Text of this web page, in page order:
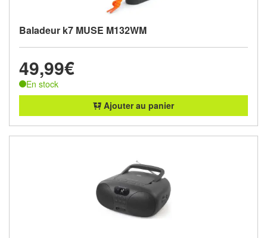
Baladeur k7 MUSE M132WM
49,99€
En stock
Ajouter au panier